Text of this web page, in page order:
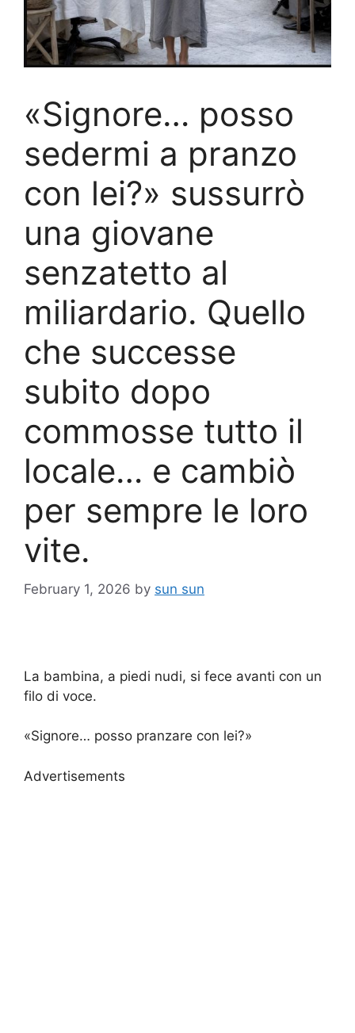
«Signore… posso
sedermi a pranzo
con lei?» sussurrò
una giovane
senzatetto al
miliardario. Quello
che successe
subito dopo
commosse tutto il
locale… e cambiò
per sempre le loro
vite.
February 1, 2026 by sun sun
La bambina, a piedi nudi, si fece avanti con un
filo di voce.
«Signore… posso pranzare con lei?»
Advertisements